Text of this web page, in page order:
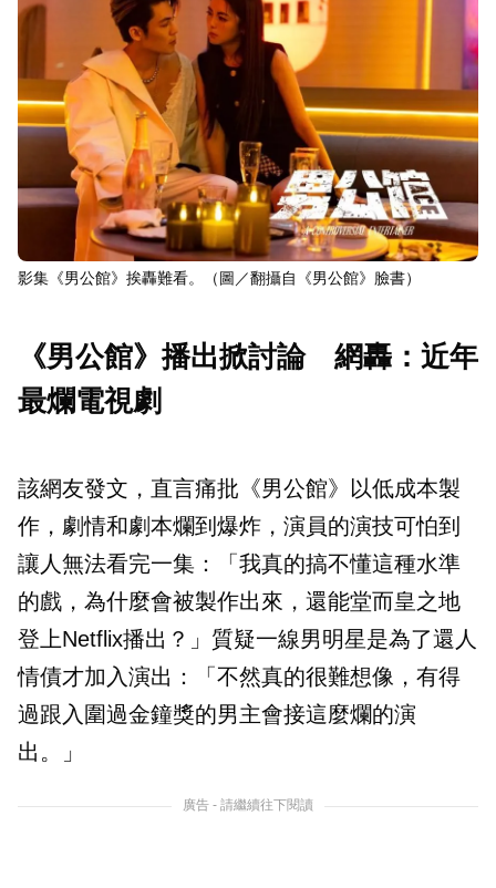
影集《男公館》挨轟難看。（圖／翻攝自《男公館》臉書）
《男公館》播出掀討論 網轟：近年
最爛電視劇
該網友發文，直言痛批《男公館》以低成本製
作，劇情和劇本爛到爆炸，演員的演技可怕到
讓人無法看完一集：「我真的搞不懂這種水準
的戲，為什麼會被製作出來，還能堂而皇之地
登上Netflix播出？」質疑一線男明星是為了還人
情債才加入演出：「不然真的很難想像，有得
過跟入圍過金鐘獎的男主會接這麼爛的演
出。」
廣告 - 請繼續往下閱讀